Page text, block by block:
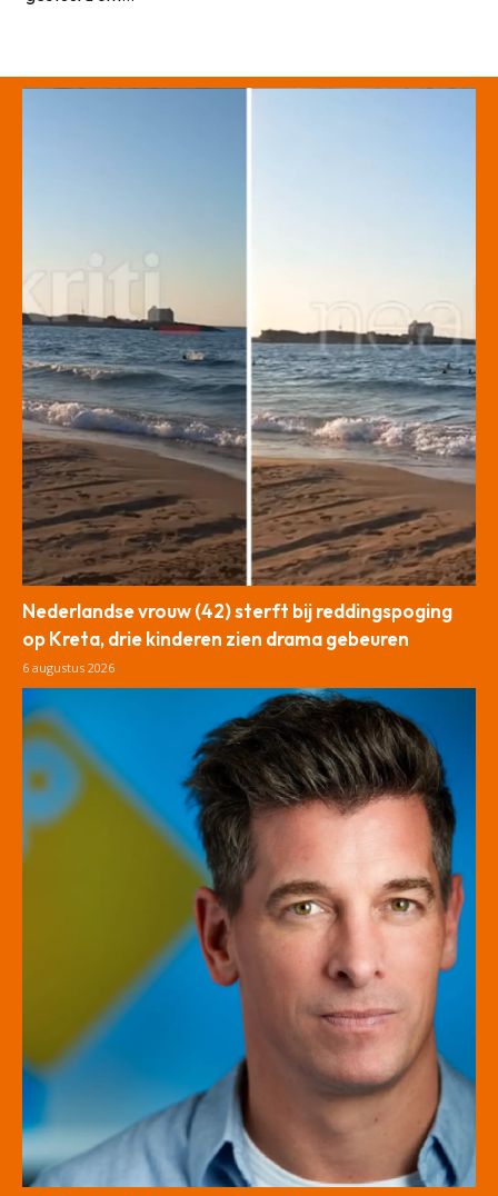
Nederlandse vrouw (42) sterft bij reddingspoging
op Kreta, drie kinderen zien drama gebeuren
6 augustus 2026